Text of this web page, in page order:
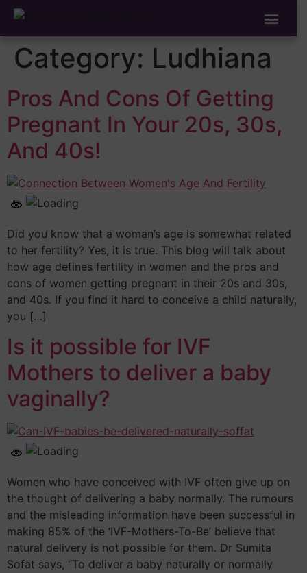
Category: Ludhiana
Pros And Cons Of Getting
Pregnant In Your 20s, 30s,
And 40s!
Did you know that a woman’s age is somewhat related
to her fertility? Yes, it is true. This blog will talk about
how age defines fertility in women and the pros and
cons of women getting pregnant in their 20s and 30s,
and 40s. If you find it hard to conceive a child naturally,
you […]
Is it possible for IVF
Mothers to deliver a baby
vaginally?
Women who have conceived with IVF often give up on
the thought of delivering a baby normally. The rumours
and the misleading information have been successful in
making 85% of the ‘IVF-Mothers-To-Be’ believe that
natural delivery is not possible for them. Dr Sumita
Sofat says, “To deliver a baby naturally or normally